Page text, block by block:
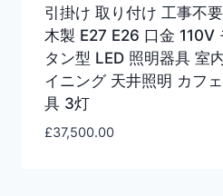
引掛け 取り付け 工事不
木製 E27 E26 口金 110V
タン型 LED 照明器具 室
イニング 天井照明 カフ
具 3灯
£37,500.00